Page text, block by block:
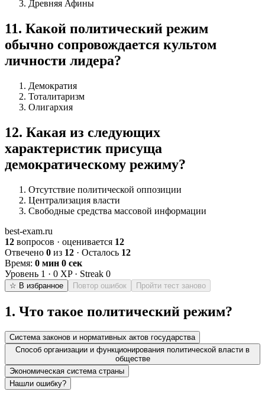
Древняя Афины
11. Какой политический режим
обычно сопровождается культом
личности лидера?
Демократия
Тоталитаризм
Олигархия
12. Какая из следующих
характеристик присуща
демократическому режиму?
Отсутствие политической оппозиции
Централизация власти
Свободные средства массовой информации
best-exam.ru
12 вопросов · оценивается 12
Отвечено 0 из 12 · Осталось 12
Время: 0 мин 0 сек
Уровень 1 · 0 XP · Streak 0
☆ В избранное Повтор ошибок Пройти тест заново
1. Что такое политический режим?
Система законов и нормативных актов государства
Способ организации и функционирования политической власти в
обществе
Экономическая система страны
Нашли ошибку?